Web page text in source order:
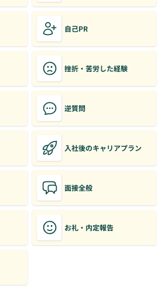
自己PR
挫折・苦労した経験
逆質問
入社後のキャリアプラン
面接全般
お礼・内定報告